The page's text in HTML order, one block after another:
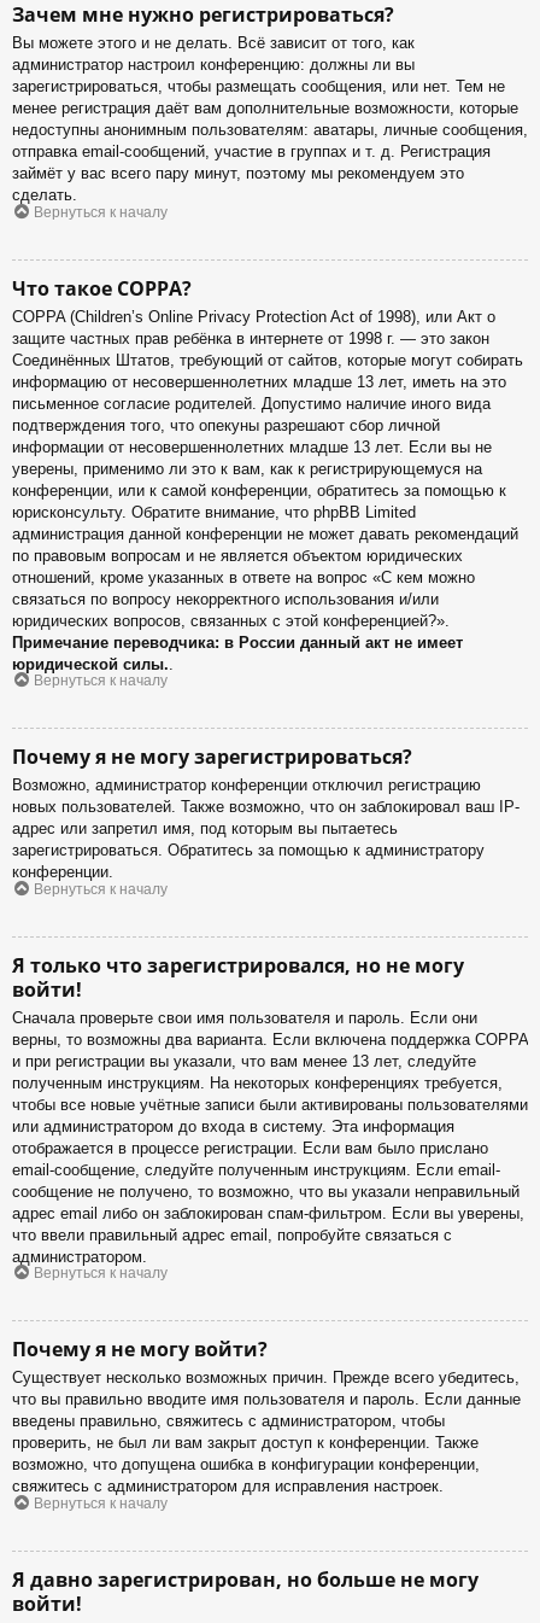
Зачем мне нужно регистрироваться?
Вы можете этого и не делать. Всё зависит от того, как
администратор настроил конференцию: должны ли вы
зарегистрироваться, чтобы размещать сообщения, или нет. Тем не
менее регистрация даёт вам дополнительные возможности, которые
недоступны анонимным пользователям: аватары, личные сообщения,
отправка email-сообщений, участие в группах и т. д. Регистрация
займёт у вас всего пару минут, поэтому мы рекомендуем это
сделать.
Вернуться к началу
Что такое COPPA?
COPPA (Children’s Online Privacy Protection Act of 1998), или Акт о
защите частных прав ребёнка в интернете от 1998 г. — это закон
Соединённых Штатов, требующий от сайтов, которые могут собирать
информацию от несовершеннолетних младше 13 лет, иметь на это
письменное согласие родителей. Допустимо наличие иного вида
подтверждения того, что опекуны разрешают сбор личной
информации от несовершеннолетних младше 13 лет. Если вы не
уверены, применимо ли это к вам, как к регистрирующемуся на
конференции, или к самой конференции, обратитесь за помощью к
юрисконсульту. Обратите внимание, что phpBB Limited
администрация данной конференции не может давать рекомендаций
по правовым вопросам и не является объектом юридических
отношений, кроме указанных в ответе на вопрос «С кем можно
связаться по вопросу некорректного использования и/или
юридических вопросов, связанных с этой конференцией?».
Примечание переводчика: в России данный акт не имеет
юридической силы.
Вернуться к началу
Почему я не могу зарегистрироваться?
Возможно, администратор конференции отключил регистрацию
новых пользователей. Также возможно, что он заблокировал ваш IP-
адрес или запретил имя, под которым вы пытаетесь
зарегистрироваться. Обратитесь за помощью к администратору
конференции.
Вернуться к началу
Я только что зарегистрировался, но не могу
войти!
Сначала проверьте свои имя пользователя и пароль. Если они
верны, то возможны два варианта. Если включена поддержка COPPA
и при регистрации вы указали, что вам менее 13 лет, следуйте
полученным инструкциям. На некоторых конференциях требуется,
чтобы все новые учётные записи были активированы пользователями
или администратором до входа в систему. Эта информация
отображается в процессе регистрации. Если вам было прислано
email-сообщение, следуйте полученным инструкциям. Если email-
сообщение не получено, то возможно, что вы указали неправильный
адрес email либо он заблокирован спам-фильтром. Если вы уверены,
что ввели правильный адрес email, попробуйте связаться с
администратором.
Вернуться к началу
Почему я не могу войти?
Существует несколько возможных причин. Прежде всего убедитесь,
что вы правильно вводите имя пользователя и пароль. Если данные
введены правильно, свяжитесь с администратором, чтобы
проверить, не был ли вам закрыт доступ к конференции. Также
возможно, что допущена ошибка в конфигурации конференции,
свяжитесь с администратором для исправления настроек.
Вернуться к началу
Я давно зарегистрирован, но больше не могу
войти!